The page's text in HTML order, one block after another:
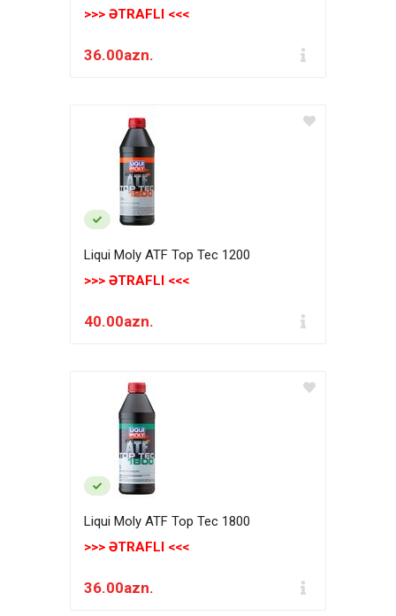
>>> ƏTRAFLI <<<
36.00azn.
Liqui Moly ATF Top Tec 1200
>>> ƏTRAFLI <<<
40.00azn.
Liqui Moly ATF Top Tec 1800
>>> ƏTRAFLI <<<
36.00azn.